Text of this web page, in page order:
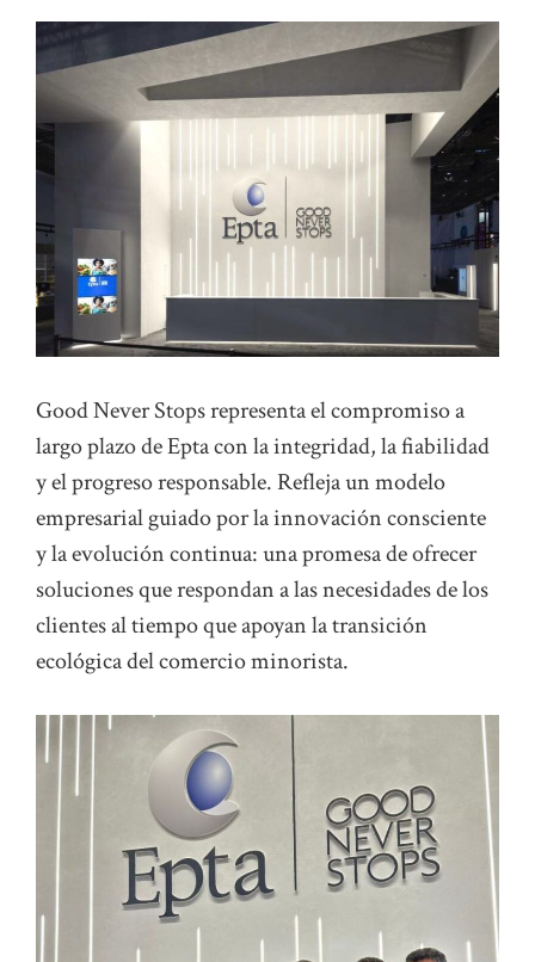
Good Never Stops representa el compromiso a
largo plazo de Epta con la integridad, la fiabilidad
y el progreso responsable. Refleja un modelo
empresarial guiado por la innovación consciente
y la evolución continua: una promesa de ofrecer
soluciones que respondan a las necesidades de los
clientes al tiempo que apoyan la transición
ecológica del comercio minorista.